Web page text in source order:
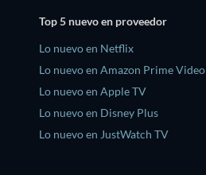
Top 5 nuevo en proveedor
Lo nuevo en Netflix
Lo nuevo en Amazon Prime Video
Lo nuevo en Apple TV
Lo nuevo en Disney Plus
Lo nuevo en JustWatch TV